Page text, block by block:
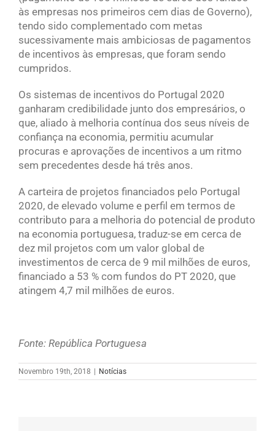
às empresas nos primeiros cem dias de Governo),
tendo sido complementado com metas
sucessivamente mais ambiciosas de pagamentos
de incentivos às empresas, que foram sendo
cumpridos.
Os sistemas de incentivos do Portugal 2020
ganharam credibilidade junto dos empresários, o
que, aliado à melhoria contínua dos seus níveis de
confiança na economia, permitiu acumular
procuras e aprovações de incentivos a um ritmo
sem precedentes desde há três anos.
A carteira de projetos financiados pelo Portugal
2020, de elevado volume e perfil em termos de
contributo para a melhoria do potencial de produto
na economia portuguesa, traduz-se em cerca de
dez mil projetos com um valor global de
investimentos de cerca de 9 mil milhões de euros,
financiado a 53 % com fundos do PT 2020, que
atingem 4,7 mil milhões de euros.
Fonte: República Portuguesa
Novembro 19th, 2018 Notícias